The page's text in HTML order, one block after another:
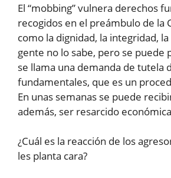
El “mobbing” vulnera derechos
recogidos en el preámbulo de la
como la dignidad, la integridad,
gente no lo sabe, pero se puede
se llama una demanda de tutela
fundamentales, que es un
En unas semanas se puede
además, ser resarcido
¿Cuál es la reacción de los
les planta cara?